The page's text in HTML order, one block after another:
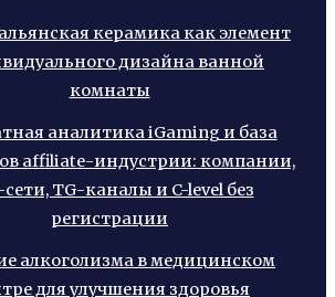
керамика как элемент
дизайна ванной
комнаты
аналитика iGaming и база
affiliate-индустрии: компании,
сети, TG-каналы и C-level без
регистрации
алкоголизма в медицинском
для улучшения здоровья